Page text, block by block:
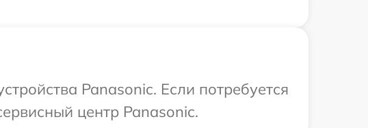
Panasonic. Если потребуется
центр Panasonic.